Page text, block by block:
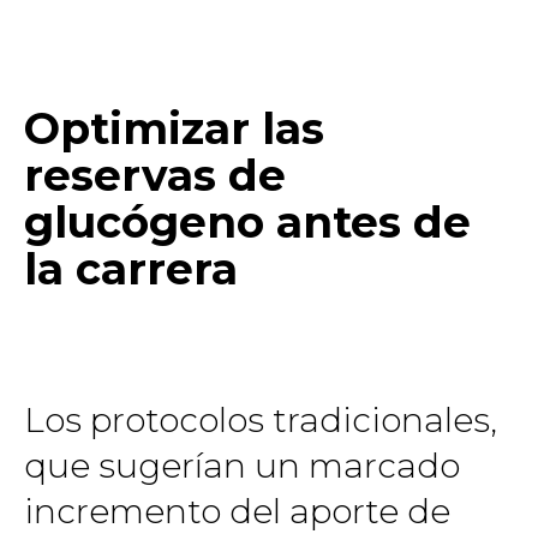
Optimizar las
reservas de
glucógeno antes de
la carrera
Los protocolos tradicionales,
que sugerían un marcado
incremento del aporte de